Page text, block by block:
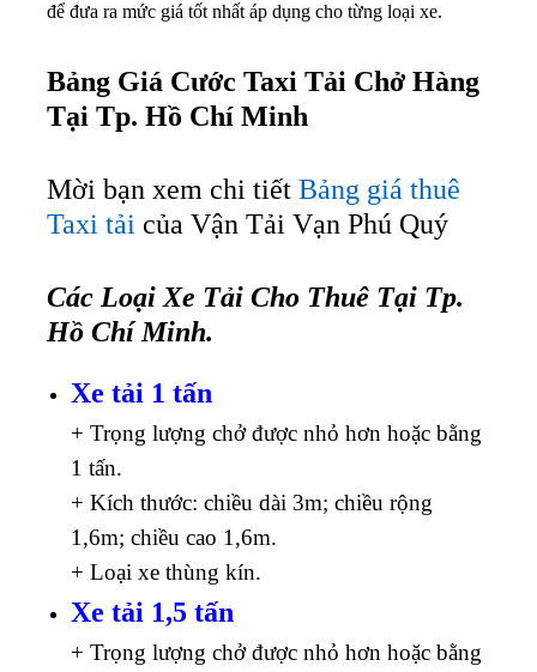
để đưa ra mức giá tốt nhất áp dụng cho từng loại xe.
Bảng Giá Cước Taxi Tải Chở Hàng
Tại Tp. Hồ Chí Minh
Mời bạn xem chi tiết Bảng giá thuê
Taxi tải của Vận Tải Vạn Phú Quý
Các Loại Xe Tải Cho Thuê Tại Tp.
Hồ Chí Minh.
Xe tải 1 tấn
+ Trọng lượng chở được nhỏ hơn hoặc bằng
1 tấn.
+ Kích thước: chiều dài 3m; chiều rộng
1,6m; chiều cao 1,6m.
+ Loại xe thùng kín.
Xe tải 1,5 tấn
+ Trọng lượng chở được nhỏ hơn hoặc bằng